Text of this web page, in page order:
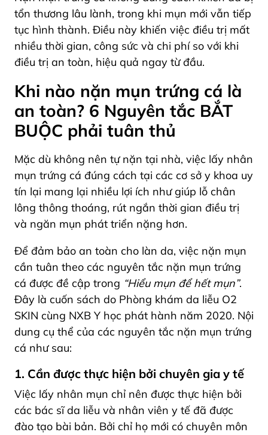
tổn thương lâu lành, trong khi mụn mới vẫn tiếp
tục hình thành. Điều này khiến việc điều trị mất
nhiều thời gian, công sức và chi phí so với khi
điều trị an toàn, hiệu quả ngay từ đầu.
Khi nào nặn mụn trứng cá là
an toàn? 6 Nguyên tắc BẮT
BUỘC phải tuân thủ
Mặc dù không nên tự nặn tại nhà, việc lấy nhân
mụn trứng cá đúng cách tại các cơ sở y khoa uy
tín lại mang lại nhiều lợi ích như giúp lỗ chân
lông thông thoáng, rút ngắn thời gian điều trị
và ngăn mụn phát triển nặng hơn.
Để đảm bảo an toàn cho làn da, việc nặn mụn
cần tuân theo các nguyên tắc nặn mụn trứng
cá được đề cập trong “Hiểu mụn để hết mụn”.
Đây là cuốn sách do Phòng khám da liễu O2
SKIN cùng NXB Y học phát hành năm 2020. Nội
dung cụ thể của các nguyên tắc nặn mụn trứng
cá như sau:
1. Cần được thực hiện bởi chuyên gia y tế
Việc lấy nhân mụn chỉ nên được thực hiện bởi
các bác sĩ da liễu và nhân viên y tế đã được
đào tạo bài bản. Bởi chỉ họ mới có chuyên môn